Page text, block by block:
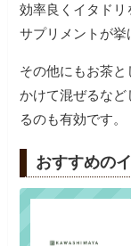
効率良くイタド
サプリメントが挙
その他にもお茶
かけて混ぜるな
るのも有効です。
おすすめの